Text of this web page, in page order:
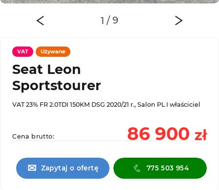
VAT Używane
Seat Leon
Sportstourer
VAT 23% FR 2.0TDI 150KM DSG 2020/21 r., Salon PL I właściciel
Cena brutto: 86 900 zł
✉ Zapytaj o ofertę 775 503 954